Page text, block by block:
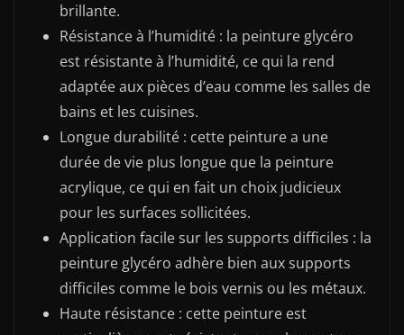
brillante.
Résistance à l’humidité : la peinture glycéro
est résistante à l’humidité, ce qui la rend
adaptée aux pièces d’eau comme les salles de
bains et les cuisines.
Longue durabilité : cette peinture a une
durée de vie plus longue que la peinture
acrylique, ce qui en fait un choix judicieux
pour les surfaces sollicitées.
Application facile sur les supports difficiles : la
peinture glycéro adhère bien aux supports
difficiles comme le bois vernis ou les métaux.
Haute résistance : cette peinture est